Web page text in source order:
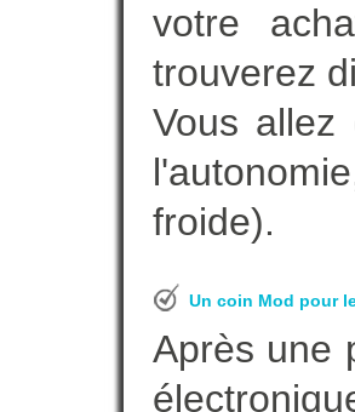
votre
trouverez
Vous
froide).
Un coin Mod pour
Après une